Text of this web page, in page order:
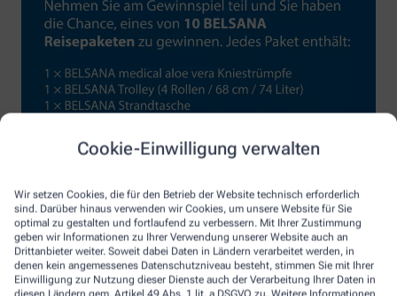
Cookie-Einwilligung verwalten
Wir setzen Cookies, die für den Betrieb der Website technisch erforderlich
sind. Darüber hinaus verwenden wir Cookies, um unsere Website für Sie
optimal zu gestalten und fortlaufend zu verbessern. Mit Ihrer Zustimmung
geben wir Informationen zu Ihrer Verwendung unserer Website auch an
Drittanbieter weiter. Soweit dabei Daten in Ländern verarbeitet werden, in
denen kein angemessenes Datenschutzniveau besteht, stimmen Sie mit Ihrer
Einwilligung zur Nutzung dieser Dienste auch der Verarbeitung Ihrer Daten in